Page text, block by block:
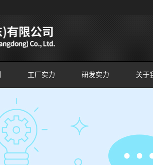
工厂实力 研发实力 关于